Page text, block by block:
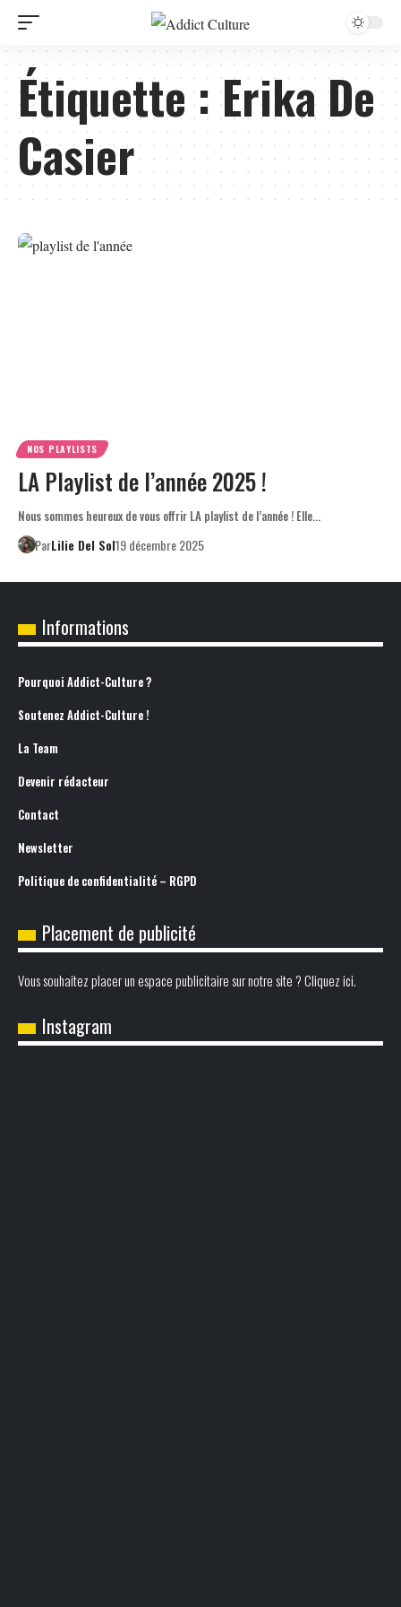
Étiquette :Erika De
Casier
NOS PLAYLISTS
LA Playlist de l’année 2025 !
Nous sommes heureux de vous offrir LA playlist de l’année ! Elle…
ParLilie Del Sol19 décembre 2025
Informations
Pourquoi Addict-Culture ?
Soutenez Addict-Culture !
La Team
Devenir rédacteur
Contact
Newsletter
Politique de confidentialité – RGPD
Placement de publicité
Vous souhaitez placer un espace publicitaire sur notre site ? Cliquez ici.
Instagram